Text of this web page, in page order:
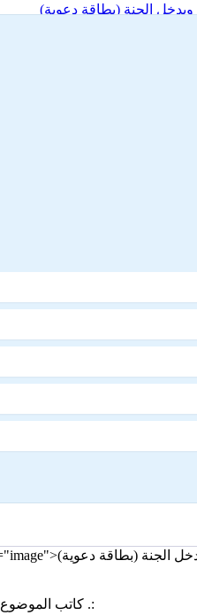
ويدخل الجنة (بطاقة دعوية)
:. كاتب الموضوع